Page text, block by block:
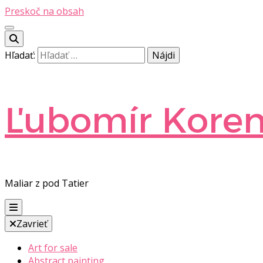
Preskoč na obsah
Hľadať:
Ľubomír
Maliar z pod Tatier
Zavrieť
Art for sale